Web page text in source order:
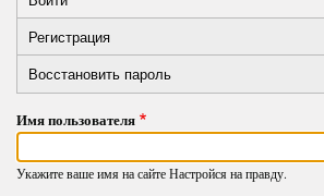
Primary
tabs
вкладка)
Регистрация
Восстановить пароль
Имя пользователя
Укажите ваше имя на сайте Настройся на правду.